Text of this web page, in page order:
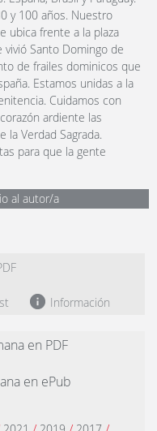
y 100 años. Nuestro
ubica frente a la plaza
Santo Domingo de
de frailes dominicos que
Estamos unidas a la
Cuidamos con
ardiente las
la Verdad Sagrada.
para que la gente
al autor/a
Información
en PDF
en ePub